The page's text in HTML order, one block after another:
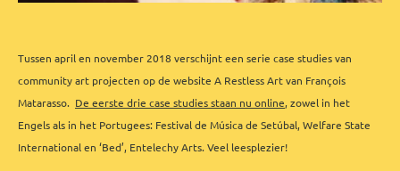
Tussen april en november 2018 verschijnt een serie case studies van
community art projecten op de website A Restless Art van François
Matarasso. De eerste drie case studies staan nu online, zowel in het
Engels als in het Portugees: Festival de Música de Setúbal, Welfare State
International en ‘Bed’, Entelechy Arts. Veel leesplezier!